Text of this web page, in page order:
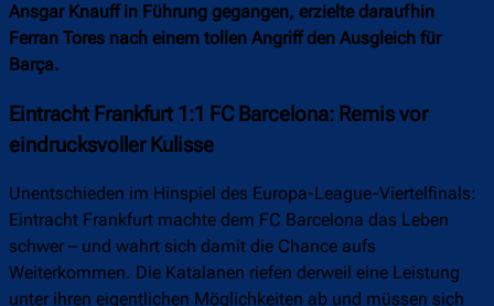
Ansgar Knauff in Führung gegangen, erzielte daraufhin
Ferran Tores nach einem tollen Angriff den Ausgleich für
Barça.
Eintracht Frankfurt 1:1 FC Barcelona: Remis vor
eindrucksvoller Kulisse
Unentschieden im Hinspiel des Europa-League-Viertelfinals:
Eintracht Frankfurt machte dem FC Barcelona das Leben
schwer – und wahrt sich damit die Chance aufs
Weiterkommen. Die Katalanen riefen derweil eine Leistung
unter ihren eigentlichen Möglichkeiten ab und müssen sich